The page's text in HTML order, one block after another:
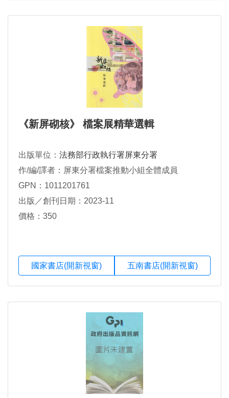
《新屏砌核》 檔案展精華選輯
出版單位： 法務部行政執行署屏東分署
作/編/譯者：屏東分署檔案推動小組全體成員
GPN：1011201761
出版／創刊日期：2023-11
價格：350
國家書店(開新視窗) 五南書店(開新視窗)